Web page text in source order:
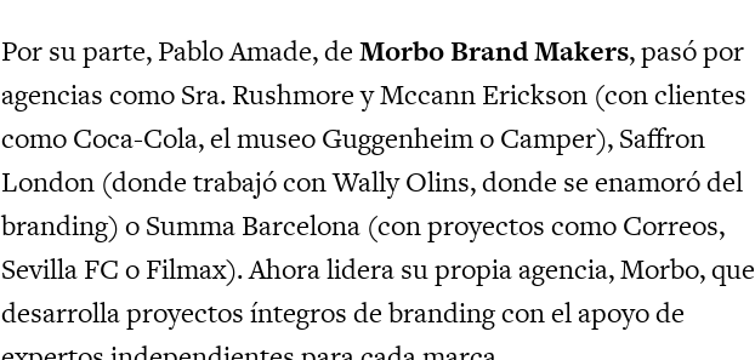
Por su parte, Pablo Amade, deMorbo Brand Makers, pasó por
agencias como Sra. Rushmore y Mccann Erickson (con clientes
como Coca-Cola, el museo Guggenheim o Camper), Saffron
London (donde trabajó con Wally Olins, donde se enamoró del
branding) o Summa Barcelona (con proyectos como Correos,
Sevilla FC o Filmax). Ahora lidera su propia agencia, Morbo, que
desarrolla proyectos íntegros de branding con el apoyo de